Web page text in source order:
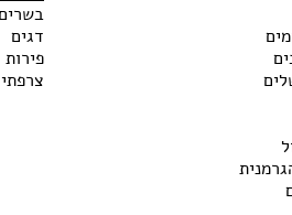
דגים
פירות
צרפתי